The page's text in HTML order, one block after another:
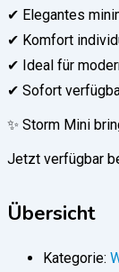
✔ Elegantes
✔ Komfort
✔ Ideal für
✔ Sofort
✨ Storm Mini
Jetzt verfügbar
Übersicht
Kategorie: